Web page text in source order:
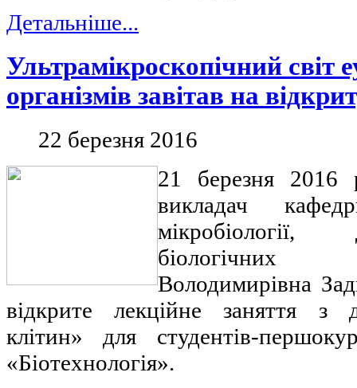
Детальніше...
Ультрамікроскопічний світ
організмів завітав на
22 березня 2016
21 березня 2016
викладач
біологічних
Володимирівна
відкрите лекційне заняття з
клітин» для студентів-
«Біотехнологія».